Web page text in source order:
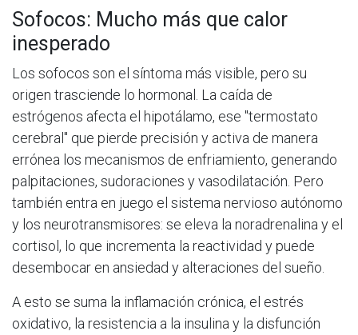
Sofocos: Mucho más que calor
inesperado
Los sofocos son el síntoma más visible, pero su
origen trasciende lo hormonal. La caída de
estrógenos afecta el hipotálamo, ese "termostato
cerebral" que pierde precisión y activa de manera
errónea los mecanismos de enfriamiento, generando
palpitaciones, sudoraciones y vasodilatación. Pero
también entra en juego el sistema nervioso autónomo
y los neurotransmisores: se eleva la noradrenalina y el
cortisol, lo que incrementa la reactividad y puede
desembocar en ansiedad y alteraciones del sueño.
A esto se suma la inflamación crónica, el estrés
oxidativo, la resistencia a la insulina y la disfunción